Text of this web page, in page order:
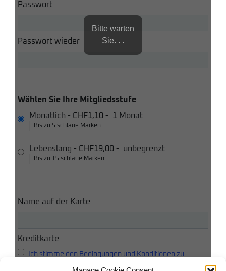
Passwort
Passwort wieder
Wählen Sie Ihre Mitgliedsstufe
Monatlich - CHF1,10 - 1 Monat
Bis zu 5 schlaue Marken
Lebenslang - CHF19,00 - unbegrenzt
Bis zu 15 schlaue Marken
Name auf der Karte
Kreditkarte
Ich stimme den Bedingungen und Konditionen zu
Bitte warten
Sie. . .